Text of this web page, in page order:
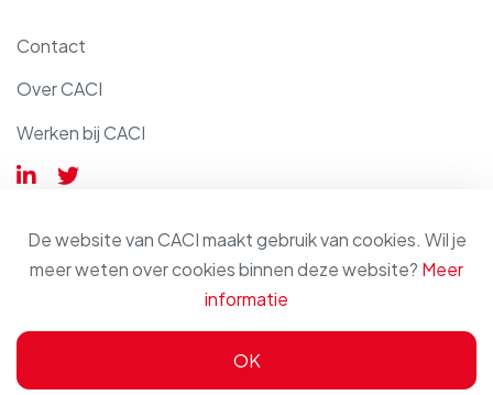
Contact
Over CACI
Werken bij CACI
© 2026 - CACI
Privacyverklaring
De website van CACI maakt gebruik van cookies. Wil je
meer weten over cookies binnen deze website? Meer
informatie
OK